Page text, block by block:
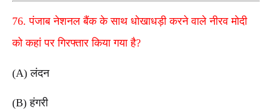
76. पंजाब नेशनल बैंक के साथ धोखाधड़ी करने वाले नीरव मोदी
को कहां पर गिरफ्तार किया गया है?
(A) लंदन
(B) हंगरी